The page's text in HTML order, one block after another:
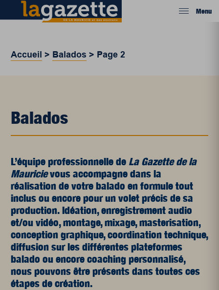
Menu
Accueil > Balados > Page 2
Balados
L’équipe professionnelle de La Gazette de la
Mauricievous accompagne dans la
réalisation de votre balado en formule tout
inclus ou encore pour un volet précis de sa
production. Idéation, enregistrement audio
et/ou vidéo, montage, mixage, masterisation,
conception graphique, coordination technique,
diffusion sur les différentes plateformes
balado ou encore coaching personnalisé,
nous pouvons être présents dans toutes ces
étapes de création.